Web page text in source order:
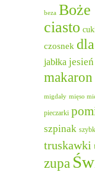
beza Boże
ciasto
czosnek
jabłka jesień
makaron
migdały mięso
pieczarki
szpinak
truskawki
zupa